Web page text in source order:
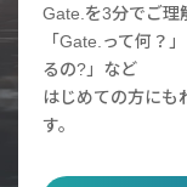
Gate.を3分でご理
「Gate.って何？
るの?」など
はじめての方にも
す。